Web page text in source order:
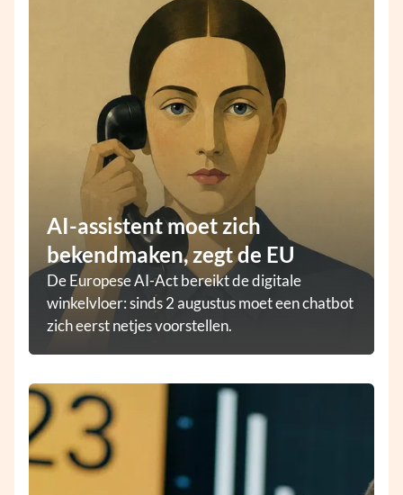
AI-assistent moet zich
bekendmaken, zegt de EU
De Europese AI-Act bereikt de digitale
winkelvloer: sinds 2 augustus moet een chatbot
zich eerst netjes voorstellen.